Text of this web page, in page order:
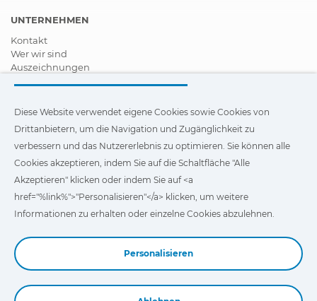
UNTERNEHMEN
Kontakt
Wer wir sind
Auszeichnungen
Vertragshändler werden
Videos
FAQ - Häufig gestellte Fragen (FAQs)
Diese Website verwendet eigene Cookies und Cookies von
Drittanbietern, um die Navigation und Zugänglichkeit unserer
Website zu verbessern und das Nutzererlebnis zu optimieren.
Sie können auf"Einstellungen"klicken, um weitere
Verwendung anzupassen oder abzulehnen.
Diese Website verwendet eigene Cookies sowie Cookies von
Drittanbietern, um die Navigation und Zugänglichkeit zu
verbessern und das Nutzererlebnis zu optimieren. Sie können alle
Cookies akzeptieren, indem Sie auf die Schaltfläche "Alle
Akzeptieren" klicken oder indem Sie auf <a
href="%link%">"Personalisieren"</a> klicken, um weitere
Informationen zu erhalten oder einzelne Cookies abzulehnen.
Personalisieren